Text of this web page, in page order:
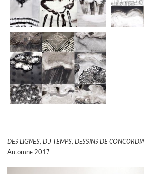
DES LIGNES, DU TEMPS, DESSINS DE
Automne 2017